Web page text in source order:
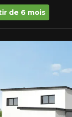
de 6 mois